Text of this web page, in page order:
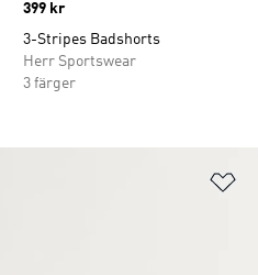
Price
399 kr
3-Stripes Badshorts
Herr Sportswear
3 färger